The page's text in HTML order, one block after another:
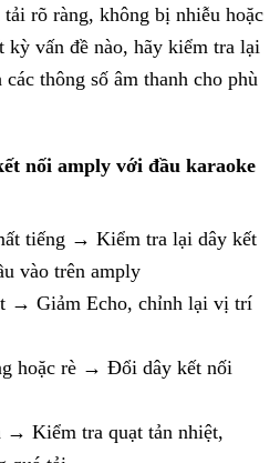
rõ ràng, không bị nhiễu hoặc
kỳ vấn đề nào, hãy kiểm tra lại
thông số âm thanh cho phù
nối amply với đầu karaoke
tiếng → Kiểm tra lại dây kết
vào trên amply
→ Giảm Echo, chỉnh lại vị trí
hoặc rè → Đổi dây kết nối
→ Kiểm tra quạt tản nhiệt,